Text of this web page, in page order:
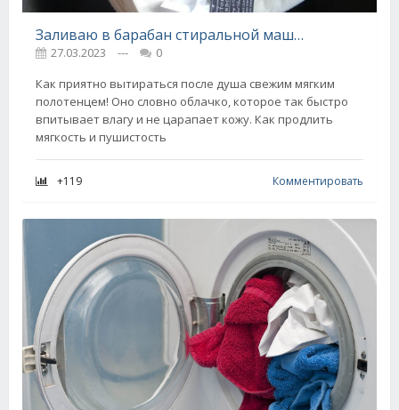
Заливаю в барабан стиральной машины чашку жидкости и загружаю бельё, эффект потрясающий
27.03.2023 ---
0
Как приятно вытираться после душа свежим мягким
полотенцем! Оно словно облачко, которое так быстро
впитывает влагу и не царапает кожу. Как продлить
мягкость и пушистость
+119 Комментировать